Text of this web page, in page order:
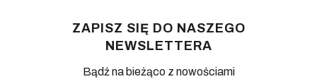
ZAPISZ SIĘ DO NASZEGO
NEWSLETTERA
Bądź na bieżąco z nowościami